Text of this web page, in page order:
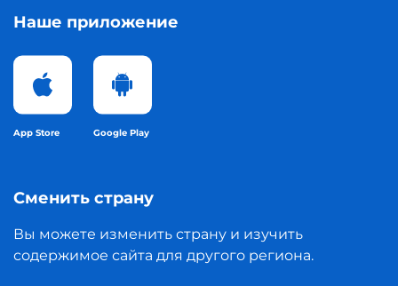
Наше приложение
App Store Google Play
Сменить страну
Вы можете изменить страну и изучить
содержимое сайта для другого региона.